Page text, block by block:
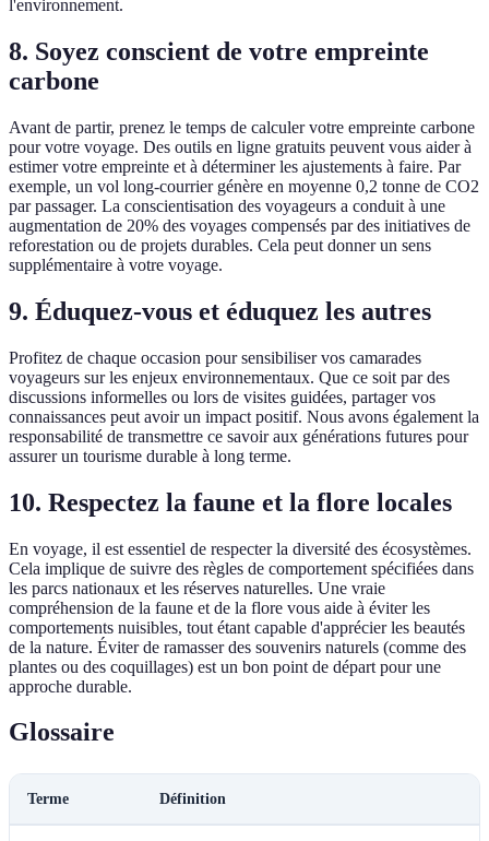
l'environnement.
8. Soyez conscient de votre empreinte
carbone
Avant de partir, prenez le temps de calculer votre empreinte carbone
pour votre voyage. Des outils en ligne gratuits peuvent vous aider à
estimer votre empreinte et à déterminer les ajustements à faire. Par
exemple, un vol long-courrier génère en moyenne 0,2 tonne de CO2
par passager. La conscientisation des voyageurs a conduit à une
augmentation de 20% des voyages compensés par des initiatives de
reforestation ou de projets durables. Cela peut donner un sens
supplémentaire à votre voyage.
9. Éduquez-vous et éduquez les autres
Profitez de chaque occasion pour sensibiliser vos camarades
voyageurs sur les enjeux environnementaux. Que ce soit par des
discussions informelles ou lors de visites guidées, partager vos
connaissances peut avoir un impact positif. Nous avons également la
responsabilité de transmettre ce savoir aux générations futures pour
assurer un tourisme durable à long terme.
10. Respectez la faune et la flore locales
En voyage, il est essentiel de respecter la diversité des écosystèmes.
Cela implique de suivre des règles de comportement spécifiées dans
les parcs nationaux et les réserves naturelles. Une vraie
compréhension de la faune et de la flore vous aide à éviter les
comportements nuisibles, tout étant capable d'apprécier les beautés
de la nature. Éviter de ramasser des souvenirs naturels (comme des
plantes ou des coquillages) est un bon point de départ pour une
approche durable.
Glossaire
Terme Définition